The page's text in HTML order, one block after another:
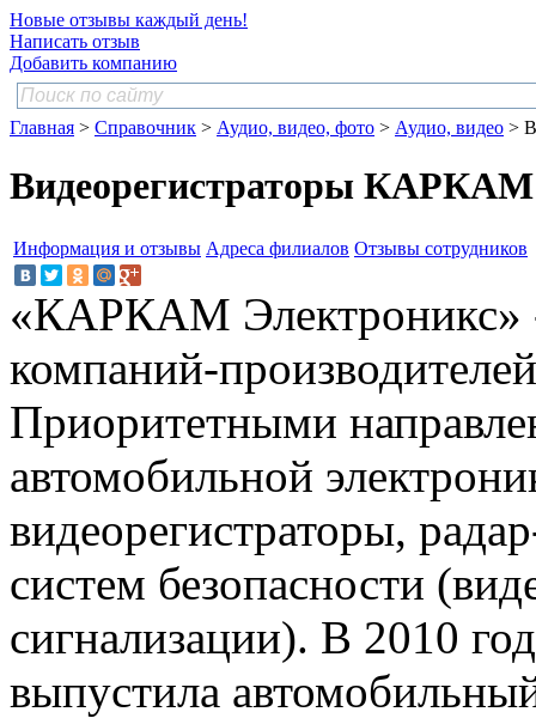
Новые отзывы каждый день!
Написать отзыв
Добавить компанию
Главная > Справочник > Аудио, видео, фото > Аудио, видео >
Видеорегистраторы КАРКАМ
Информация и отзывы Адреса филиалов Отзывы сотрудников
«КАРКАМ Электроникс»
компаний-
Приоритетными
автомобильной
видеорегистраторы,
систем безопасности
сигнализации). В 2010
выпустила